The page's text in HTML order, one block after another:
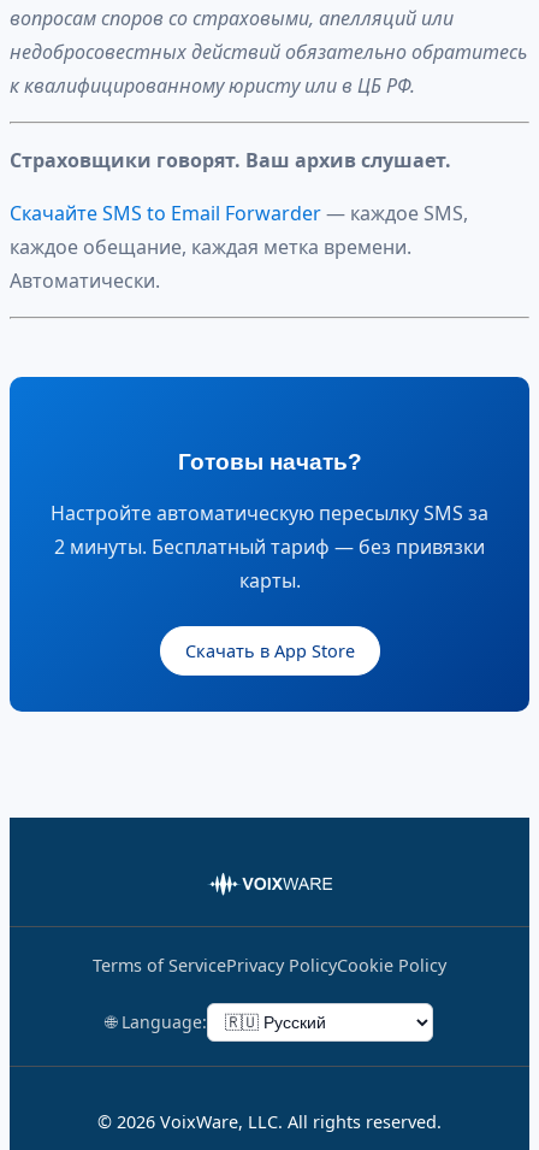
вопросам споров со страховыми, апелляций или
недобросовестных действий обязательно обратитесь
к квалифицированному юристу или в ЦБ РФ.
Страховщики говорят. Ваш архив слушает.
Скачайте SMS to Email Forwarder— каждое SMS,
каждое обещание, каждая метка времени.
Автоматически.
Готовы начать?
Настройте автоматическую пересылку SMS за
2 минуты. Бесплатный тариф — без привязки
карты.
Скачать в App Store
Terms of ServicePrivacy PolicyCookie Policy
🌐 Language:
© 2026 VoixWare, LLC. All rights reserved.